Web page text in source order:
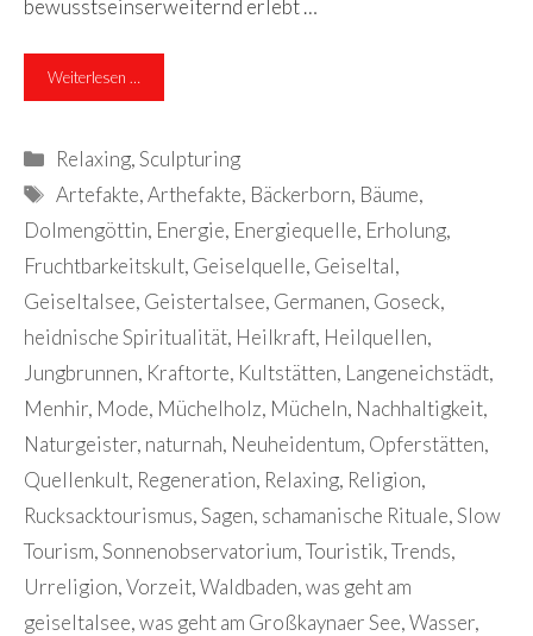
bewusstseinserweiternd erlebt …
Weiterlesen …
Kategorien
Relaxing,Sculpturing
Schlagwörter
Artefakte,Arthefakte, Bäckerborn, Bäume,
Dolmengöttin, Energie, Energiequelle, Erholung,
Fruchtbarkeitskult, Geiselquelle, Geiseltal,
Geiseltalsee, Geistertalsee, Germanen, Goseck,
heidnische Spiritualität, Heilkraft, Heilquellen,
Jungbrunnen, Kraftorte, Kultstätten, Langeneichstädt,
Menhir, Mode, Müchelholz, Mücheln, Nachhaltigkeit,
Naturgeister, naturnah, Neuheidentum, Opferstätten,
Quellenkult, Regeneration, Relaxing, Religion,
Rucksacktourismus,Sagen, schamanische Rituale,Slow
Tourism,Sonnenobservatorium,Touristik,Trends,
Urreligion,Vorzeit,Waldbaden,was geht am
geiseltalsee,was geht am Großkaynaer See,Wasser,